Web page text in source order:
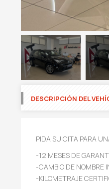
DESCRIPCIÓN DEL
PIDA SU CITA PARA
-12 MESES DE
-CAMBIO DE NOMBRE
-KILOMETRAJE